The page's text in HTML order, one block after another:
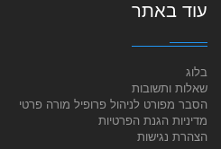
עוד באתר
בלוג
שאלות ותשובות
הסבר מפורט לניהול פרופיל מורה פרטי
מדיניות הגנת הפרטיות
הצהרת נגישות